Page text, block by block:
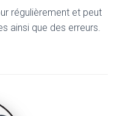
régulièrement et peut
ainsi que des erreurs.